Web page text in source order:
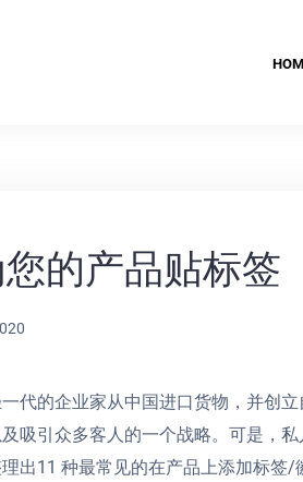
的产品贴标签
代的企业家从中国进口货物，并创
吸引众多客人的一个战略。可是，私
出11 种最常见的在产品上添加标签/